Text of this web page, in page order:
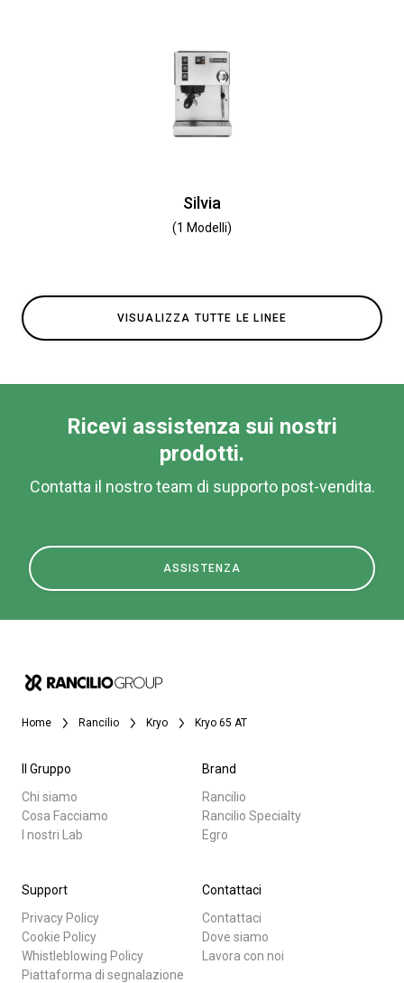
Silvia
(1 Modelli)
VISUALIZZA TUTTE LE LINEE
Ricevi assistenza sui nostri
prodotti.
Contatta il nostro team di supporto post-vendita.
ASSISTENZA
Home Rancilio Kryo Kryo 65 AT
Il Gruppo
Chi siamo
Cosa Facciamo
I nostri Lab
Brand
Rancilio
Rancilio Specialty
Egro
Support
Privacy Policy
Cookie Policy
Whistleblowing Policy
Piattaforma di segnalazione
Contattaci
Contattaci
Dove siamo
Lavora con noi